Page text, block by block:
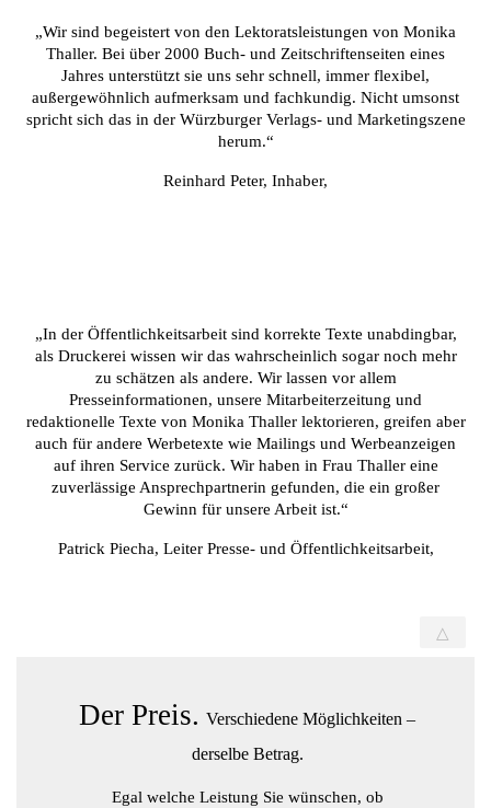
„Wir sind begeistert von den Lektoratsleistungen von Monika
Thaller. Bei über 2000 Buch- und Zeitschriftenseiten eines
Jahres unterstützt sie uns sehr schnell, immer flexibel,
außergewöhnlich aufmerksam und fachkundig. Nicht umsonst
spricht sich das in der Würzburger Verlags- und Marketingszene
herum.“
Reinhard Peter, Inhaber,
„In der Öffentlichkeitsarbeit sind korrekte Texte unabdingbar,
als Druckerei wissen wir das wahrscheinlich sogar noch mehr
zu schätzen als andere. Wir lassen vor allem
Presseinformationen, unsere Mitarbeiterzeitung und
redaktionelle Texte von Monika Thaller lektorieren, greifen aber
auch für andere Werbetexte wie Mailings und Werbeanzeigen
auf ihren Service zurück. Wir haben in Frau Thaller eine
zuverlässige Ansprechpartnerin gefunden, die ein großer
Gewinn für unsere Arbeit ist.“
Patrick Piecha, Leiter Presse- und Öffentlichkeitsarbeit,
△
Der Preis. Verschiedene Möglichkeiten –
derselbe Betrag.
Egal welche Leistung Sie wünschen, ob